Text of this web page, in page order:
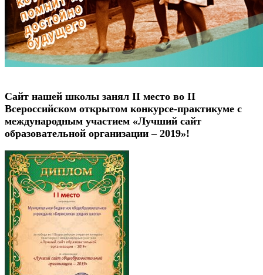
Сайт нашей школы занял II место во II
Всероссийском открытом конкурсе-практикуме с
международным участием «Лучший сайт
образовательной организации – 2019»!